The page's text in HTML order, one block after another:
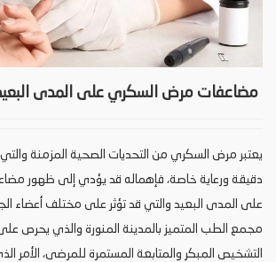
مضاعفات مرض السكري على المدى
يعتبر مرض السكري من التحديات الصحية المزمنة والتي
دقيقة ورعاية خاصة، فإهماله قد يؤدي إلى ظهور
على المدى البعيد والتي قد تؤثر على مختلف أعضاء
مجمع الطب المتميز بالمدينة المنورة والذي يحرص
التشخيص المبكر والمتابعة المستمرة للمرضى، الأمر